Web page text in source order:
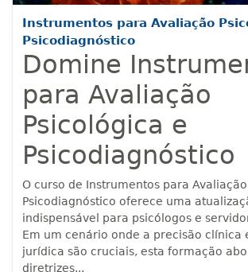
Instrumentos para Avaliação
Psicodiagnóstico
Domine
para Avaliação
Psicológica e
Psicodiagnóstico
O curso de Instrumentos para
Psicodiagnóstico oferece uma
indispensável para psicólogos e
Em um cenário onde a precisão clínica
jurídica são cruciais, esta formação
diretrizes...